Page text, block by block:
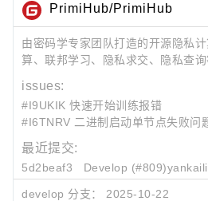
PrimiHub/PrimiHub
由密码学专家团队打造的开源隐私
算、联邦学习、隐私求交、隐私查询
issues:
#I9UKIK 快速开始训练报错
#I6TNRV 二进制启动单节点失败问
最近提交:
5d2beaf3 Develop (#809)
develop 分支： 2025-10-22